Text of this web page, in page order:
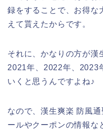
録をすることで、お得な
えて貰えたからです。
それに、かなりの方が漢
2021年、2022年、2023
いくと思うんですよね♪
なので、漢生爽楽 防風
ールやクーポンの情報な